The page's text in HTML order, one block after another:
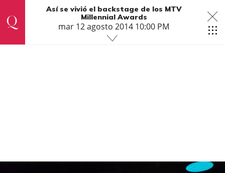
Así se vivió el backstage de los MTV
Millennial Awards
mar 12 agosto 2014 10:00 PM